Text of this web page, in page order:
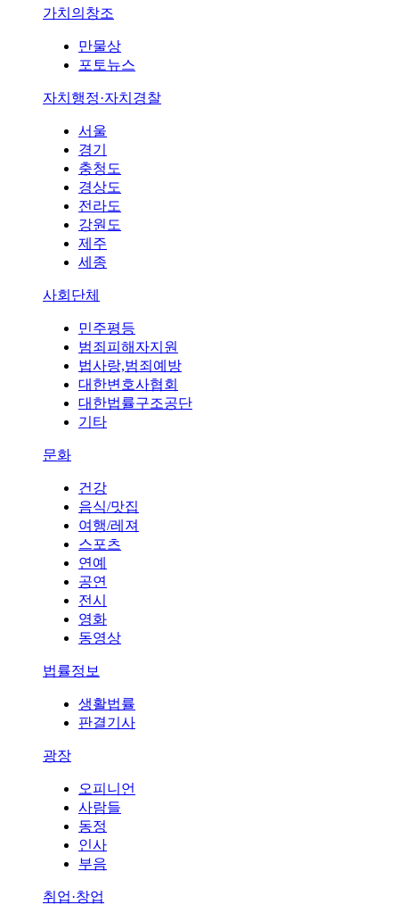
가치의창조
만물상
포토뉴스
자치행정·자치경찰
서울
경기
충청도
경상도
전라도
강원도
제주
세종
사회단체
민주평등
범죄피해자지원
법사랑,범죄예방
대한변호사협회
대한법률구조공단
기타
문화
건강
음식/맛집
여행/레져
스포츠
연예
공연
전시
영화
동영상
법률정보
생활법률
판결기사
광장
오피니언
사람들
동정
인사
부음
취업·창업